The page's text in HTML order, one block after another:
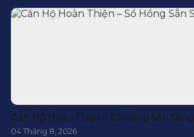
Căn Hộ Hoàn Thiện – Sổ Hồng Sẵn Sàng
04 Tháng 8, 2026